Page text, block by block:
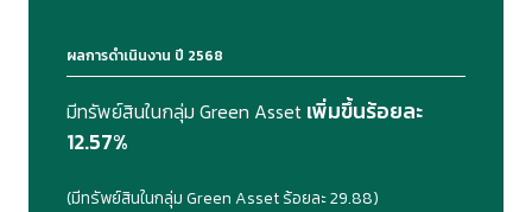
ผลการดำเนินงาน ปี 2568
มีทรัพย์สินในกลุ่ม Green Asset เพิ่มขึ้นร้อยละ
12.57%
(มีทรัพย์สินในกลุ่ม Green Asset ร้อยละ 29.88)